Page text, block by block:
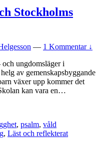
Stockholms
— 1 Kommentar ↓
ungdomsläger i
av gemenskapsbyggande
växer upp kommer det
kan vara en…
, psalm, våld
, Läst och reflekterat